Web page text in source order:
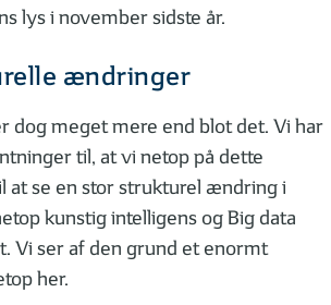
lys i november sidste år.
ændringer
dog meget mere end blot det. Vi har
til, at vi netop på dette
at se en stor strukturel ændring i
kunstig intelligens og Big data
Vi ser af den grund et enormt
her.